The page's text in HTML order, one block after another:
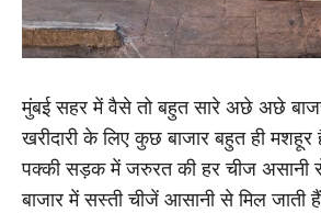
मुंबई सहर में वैसे तो बहुत सारे अछे अछे
खरीदारी के लिए कुछ बाजार बहुत ही
पक्की सड़क में जरुरत की हर चीज असानी
बाजार में सस्ती चीजें आसानी से मिल जाती